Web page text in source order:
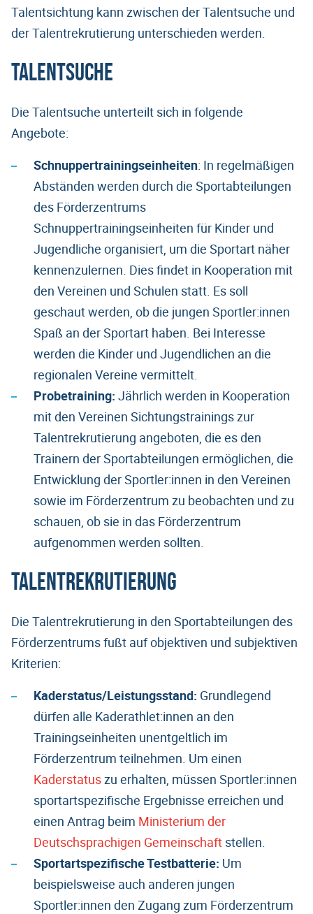
Talentsichtung kann zwischen der Talentsuche und
der Talentrekrutierung unterschieden werden.
Talentsuche
Die Talentsuche unterteilt sich in folgende
Angebote:
Schnuppertrainingseinheiten: In regelmäßigen
Abständen werden durch die Sportabteilungen
des Förderzentrums
Schnuppertrainingseinheiten für Kinder und
Jugendliche organisiert, um die Sportart näher
kennenzulernen. Dies findet in Kooperation mit
den Vereinen und Schulen statt. Es soll
geschaut werden, ob die jungen Sportler:innen
Spaß an der Sportart haben. Bei Interesse
werden die Kinder und Jugendlichen an die
regionalen Vereine vermittelt.
Probetraining: Jährlich werden in Kooperation
mit den Vereinen Sichtungstrainings zur
Talentrekrutierung angeboten, die es den
Trainern der Sportabteilungen ermöglichen, die
Entwicklung der Sportler:innen in den Vereinen
sowie im Förderzentrum zu beobachten und zu
schauen, ob sie in das Förderzentrum
aufgenommen werden sollten.
Talentrekrutierung
Die Talentrekrutierung in den Sportabteilungen des
Förderzentrums fußt auf objektiven und subjektiven
Kriterien:
Kaderstatus/Leistungsstand: Grundlegend
dürfen alle Kaderathlet:innen an den
Trainingseinheiten unentgeltlich im
Förderzentrum teilnehmen. Um einen
Kaderstatuszu erhalten, müssen Sportler:innen
sportartspezifische Ergebnisse erreichen und
einen Antrag beim Ministerium der
Deutschsprachigen Gemeinschaft stellen.
Sportartspezifische Testbatterie: Um
beispielsweise auch anderen jungen
Sportler:innen den Zugang zum Förderzentrum